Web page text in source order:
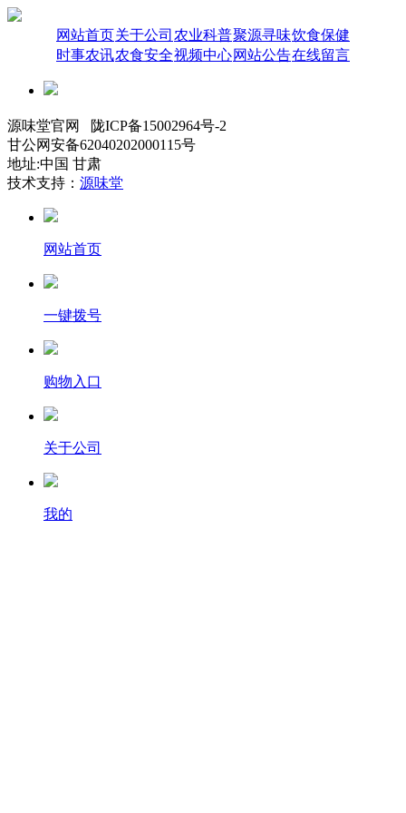
网站首页关于公司 农业科普聚源寻味饮食保健
时事农讯农食安全视频中心网站公告在线留言
源味堂官网 陇ICP备15002964号-2
甘公网安备62040202000115号
地址:中国 甘肃
技术支持： 源味堂
网站首页
一键拨号
购物入口
关于公司
我的